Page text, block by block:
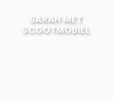
SARAH MET
SCOOTMOBIEL